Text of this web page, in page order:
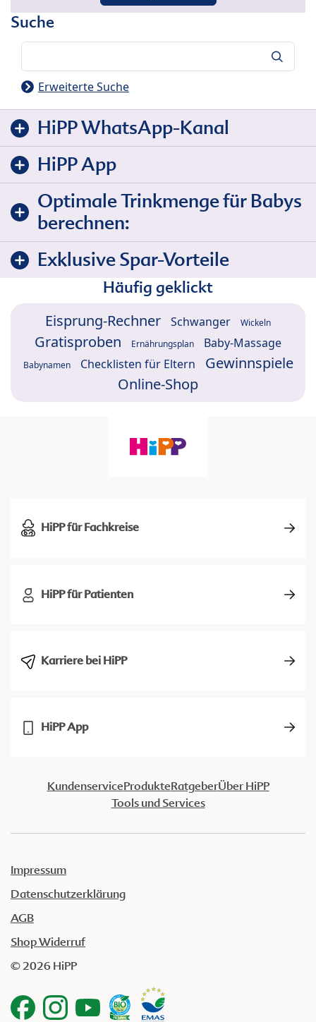
Suche
Erweiterte Suche
HiPP WhatsApp-Kanal
HiPP App
Optimale Trinkmenge für Babys
berechnen:
Exklusive Spar-Vorteile
Häufig geklickt
Eisprung-Rechner Schwanger Wickeln
Gratisproben Ernährungsplan Baby-Massage
Babynamen Checklisten für Eltern
Gewinnspiele
Online-Shop
HiPP für Fachkreise
HiPP für Patienten
Karriere bei HiPP
HiPP App
KundenserviceProdukteRatgeberÜber HiPP
Tools und Services
Impressum
Datenschutzerklärung
AGB
Shop Widerruf
© 2026 HiPP